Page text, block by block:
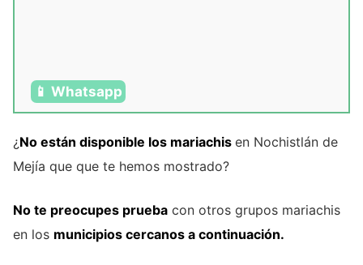
📱 Whatsapp
¿No están disponible los mariachis en Nochistlán de
Mejía que que te hemos mostrado?
No te preocupes prueba con otros grupos mariachis
en los municipios cercanos a continuación.